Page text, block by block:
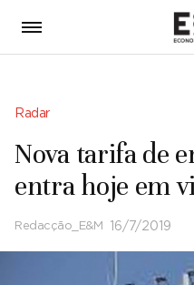
Radar
Nova tarifa de
entra hoje em
Redacção_E&M 16/7/2019